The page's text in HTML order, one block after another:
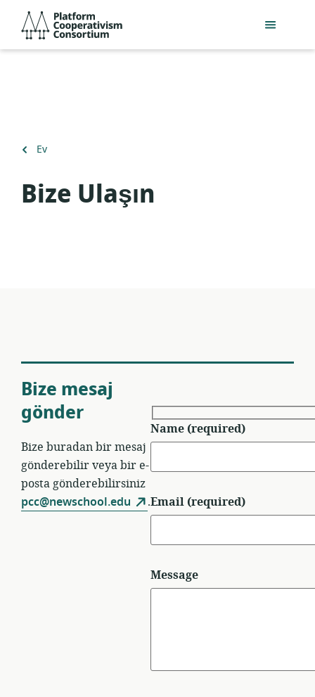
içeriğe
Consortium
Geri
Ev
Bize Ulaşın
Bize mesaj
gönder
Bize buradan bir mesaj
gönderebilir veya bir e-
posta gönderebilirsiniz
pcc@newschool.edu
.
Name (required)
Email (required)
Message